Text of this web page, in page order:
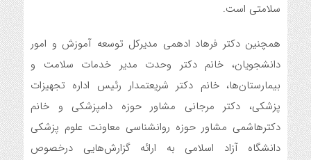
سلامتی است.
همچنین دکتر فرهاد ادهمی مدیرکل توسعه آموزش و امور
دانشجویان، خانم دکتر وحدت مدیر خدمات سلامت و
بیمارستان‌ها، خانم دکتر شریعتمدار رئیس اداره تجهیزات
پزشکی، دکتر مرجانی مشاور حوزه دامپزشکی و خانم
دکترهاشمی مشاور حوزه روانشناسی معاونت علوم پزشکی
دانشگاه آزاد اسلامی به ارائه گزارش‌هایی درخصوص